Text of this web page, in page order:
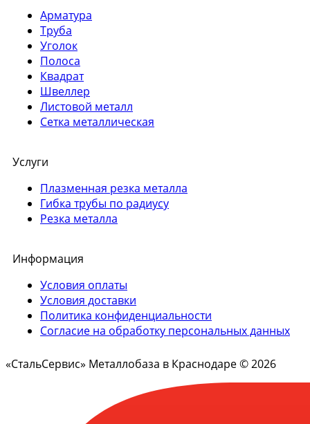
Арматура
Труба
Уголок
Полоса
Квадрат
Швеллер
Листовой металл
Сетка металлическая
Услуги
Плазменная резка металла
Гибка трубы по радиусу
Резка металла
Информация
Условия оплаты
Условия доставки
Политика конфиденциальности
Согласие на обработку персональных данных
«СтальСервис» Металлобаза в Краснодаре © 2026